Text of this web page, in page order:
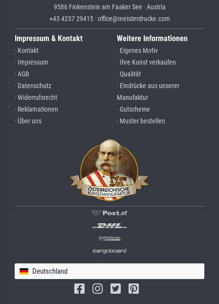
9586 Finkenstein am Faaker See · Austria
+43 4257 29415 · office@meisterdrucke.com
Impressum & Kontakt
· Kontakt
· Impressum
· AGB
· Datenschutz
· Widerrufsrecht
· Reklamationen
· Über uns
Weitere Informationen
· Eigenes Motiv
· Ihre Kunst verkaufen
· Qualität
· Eindrücke aus unserer
Manufaktur
· Gutscheine
· Muster bestellen
Deutschland